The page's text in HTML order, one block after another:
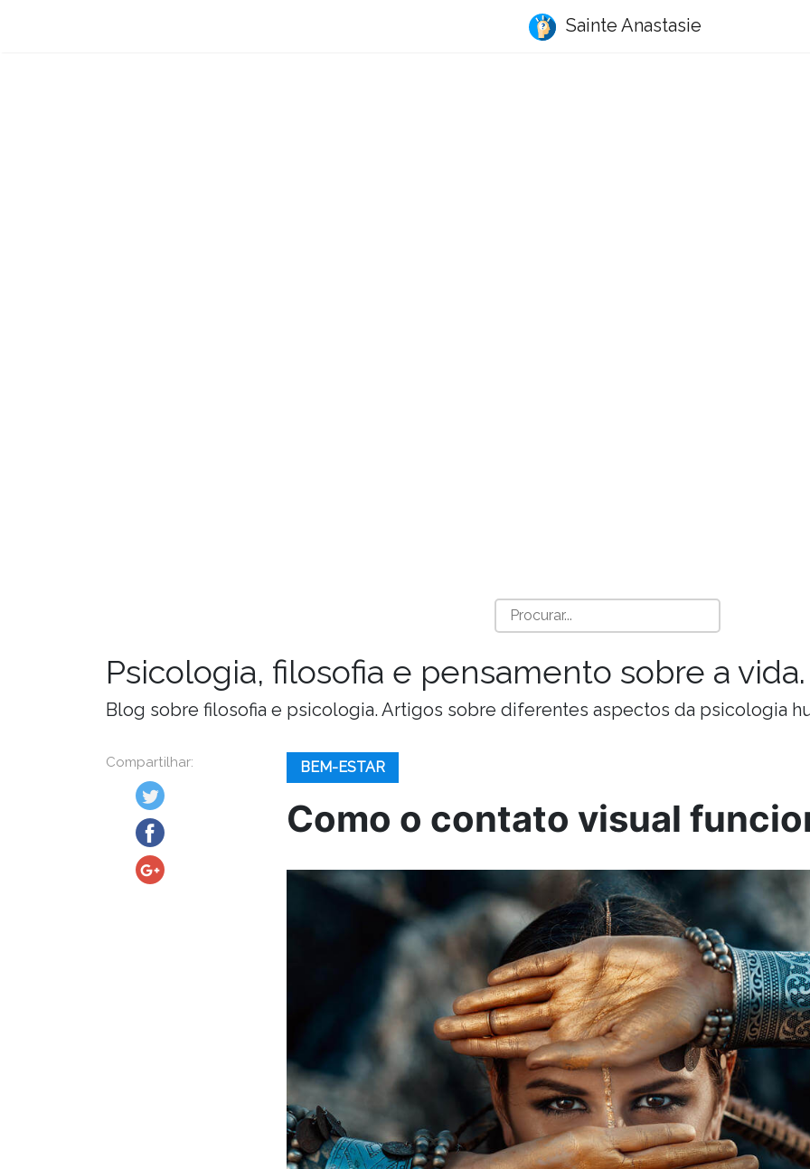
Sainte Anastasie
Psicologia, filosofia e pensamento sobre a vida.
Blog sobre filosofia e psicologia. Artigos sobre diferentes aspectos da psicologia
Compartilhar: BEM-ESTAR
Como o contato visual